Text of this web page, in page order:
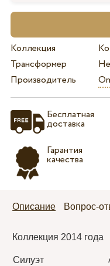
Коллекция
Трансформер
Производитель
Бесплатная
доставка
Гарантия
качества
Описание Вопрос-
Коллекция 2014 года
Силуэт